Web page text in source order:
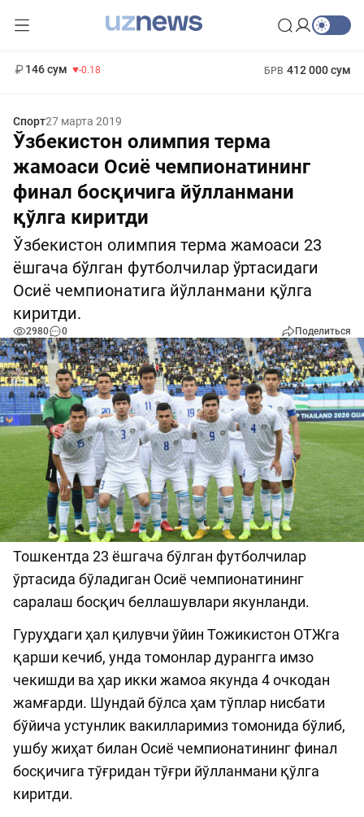
146 сум -0.18 БРВ 412 000 сум
Спорт27 марта 2019
Ўзбекистон олимпия терма
жамоаси Осиё чемпионатининг
финал босқичига йўлланмани
қўлга киритди
Ўзбекистон олимпия терма жамоаси 23
ёшгача бўлган футболчилар ўртасидаги
Осиё чемпионатига йўлланмани қўлга
киритди.
2980 0 Поделиться
Тошкентда 23 ёшгача бўлган футболчилар
ўртасида бўладиган Осиё чемпионатининг
саралаш босқич беллашувлари якунланди.
Гуруҳдаги ҳал қилувчи ўйин Тожикистон ОТЖга
қарши кечиб, унда томонлар дурангга имзо
чекишди ва ҳар икки жамоа якунда 4 очкодан
жамғарди. Шундай бўлса ҳам тўплар нисбати
бўйича устунлик вакилларимиз томонида бўлиб,
ушбу жиҳат билан Осиё чемпионатининг финал
босқичига тўғридан тўғри йўлланмани қўлга
киритди.